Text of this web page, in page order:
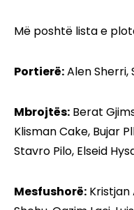
Më poshtë lista e
Portierë:Alen Sherri,
Mbrojtës: Berat
Klisman Cake, Bujar
Stavro Pilo, Elseid
Mesfushorë: Kristjan